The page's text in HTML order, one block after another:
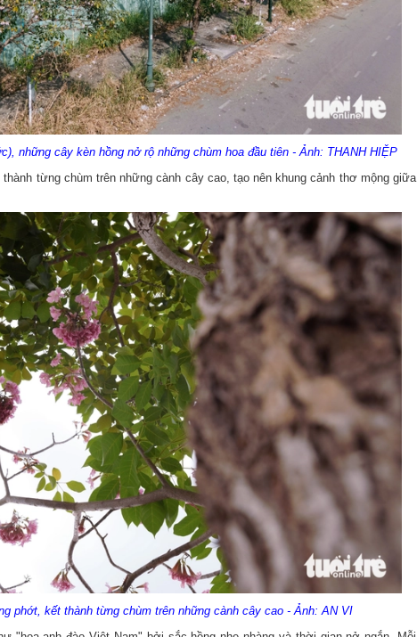
những cây kèn hồng nở rộ những chùm hoa đầu tiên - Ảnh: THANH HIỆP
từng chùm trên những cành cây cao, tạo nên khung cảnh thơ mộng giữa
phớt, kết thành từng chùm trên những cành cây cao - Ảnh: AN VI